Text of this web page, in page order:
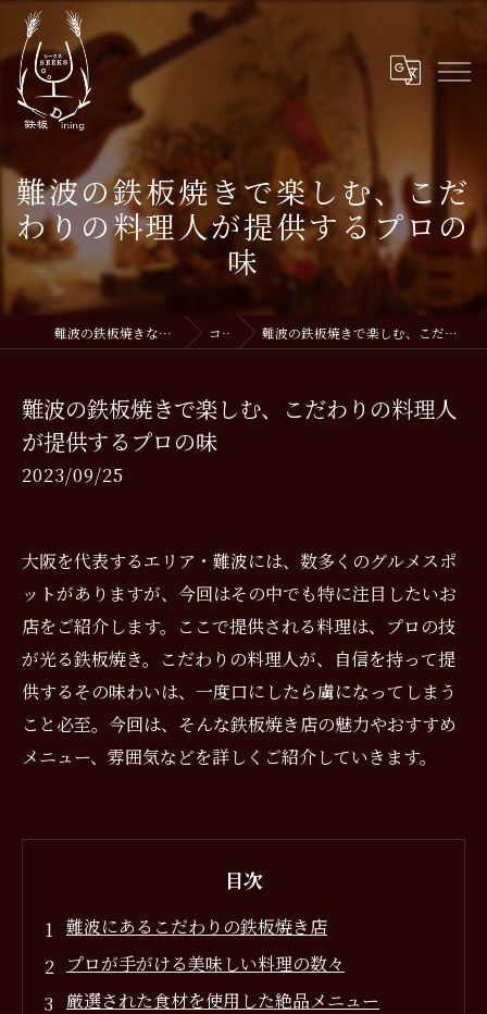
難波の鉄板焼きで楽しむ、こだ
わりの料理人が提供するプロの
味
難波の鉄板焼きなら鉄板DiningSEEKS コラム 難波の鉄板焼きで楽しむ、こだわりの料理人が提供するプロの味
難波の鉄板焼きで楽しむ、こだわりの料理人
が提供するプロの味
2023/09/25
大阪を代表するエリア・難波には、数多くのグルメスポ
ットがありますが、今回はその中でも特に注目したいお
店をご紹介します。ここで提供される料理は、プロの技
が光る鉄板焼き。こだわりの料理人が、自信を持って提
供するその味わいは、一度口にしたら虜になってしまう
こと必至。今回は、そんな鉄板焼き店の魅力やおすすめ
メニュー、雰囲気などを詳しくご紹介していきます。
目次
難波にあるこだわりの鉄板焼き店
プロが手がける美味しい料理の数々
厳選された食材を使用した絶品メニュー